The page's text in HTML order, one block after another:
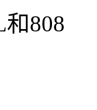
和808